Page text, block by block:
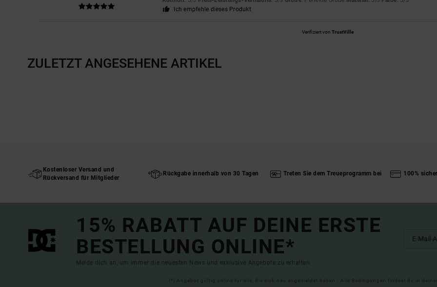
Ich empfehle dieses Produkt
Verifiziert von TrustVille
ZULETZT ANGESEHENE ARTIKEL
Kostenloser Versand und
Rückversand für Mitglieder
Rückgabe innerhalb von 30 Tagen Treten Sie dem Treueprogramm bei 100%
15% RABATT AUF DEINE ERSTE
BESTELLUNG ONLINE*
Melde dich an, um immer die neuesten News und exklusive Angebote zu erhalten.
(*) Angebot gültig online für alle, die sich neu angemeldet haben - Alle Bedingungen findest du in